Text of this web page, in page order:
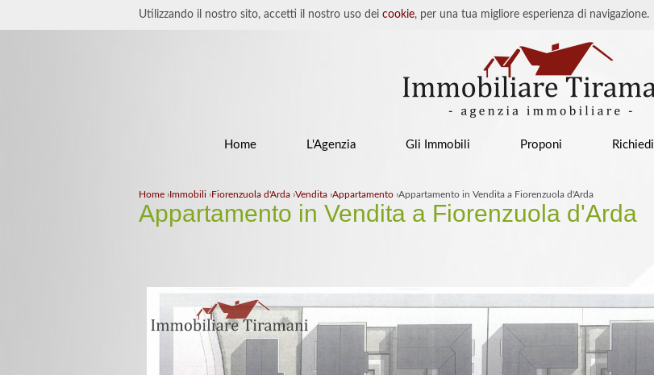
Utilizzando il nostro sito, accetti il nostro uso dei cookie, per una tua migliore esperienza di navigazione.
Home L'Agenzia Gli Immobili Proponi Richiedi
Home ›Immobili ›Fiorenzuola d'Arda ›Vendita ›Appartamento ›Appartamento in Vendita a Fiorenzuola d'Arda
Appartamento in Vendita a Fiorenzuola d'Arda